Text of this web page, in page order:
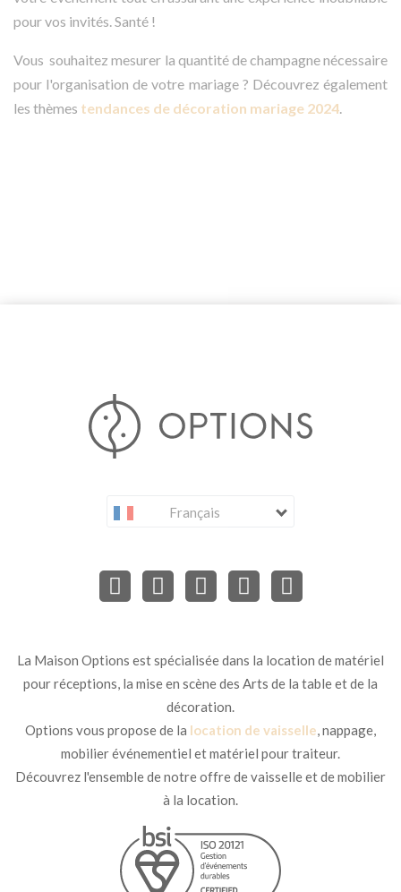
pour vos invités. Santé !
Vous souhaitez mesurer la quantité de champagne nécessaire
pour l'organisation de votre mariage ? Découvrez également
les thèmes tendances de décoration mariage 2024
Français
La Maison Options est spécialisée dans la location de matériel
pour réceptions, la mise en scène des Arts de la table et de la
décoration.
Options vous propose de la location de vaisselle, nappage,
mobilier événementiel et matériel pour traiteur.
Découvrez l'ensemble de notre offre de vaisselle et de mobilier
à la location.